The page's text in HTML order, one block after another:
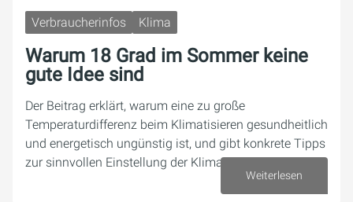
Verbraucherinfos Klima
Warum 18 Grad im Sommer keine
gute Idee sind
Der Beitrag erklärt, warum eine zu große
Temperaturdifferenz beim Klimatisieren gesundheitlich
und energetisch ungünstig ist, und gibt konkrete Tipps
zur sinnvollen Einstellung der Klimaanlage.
Weiterlesen